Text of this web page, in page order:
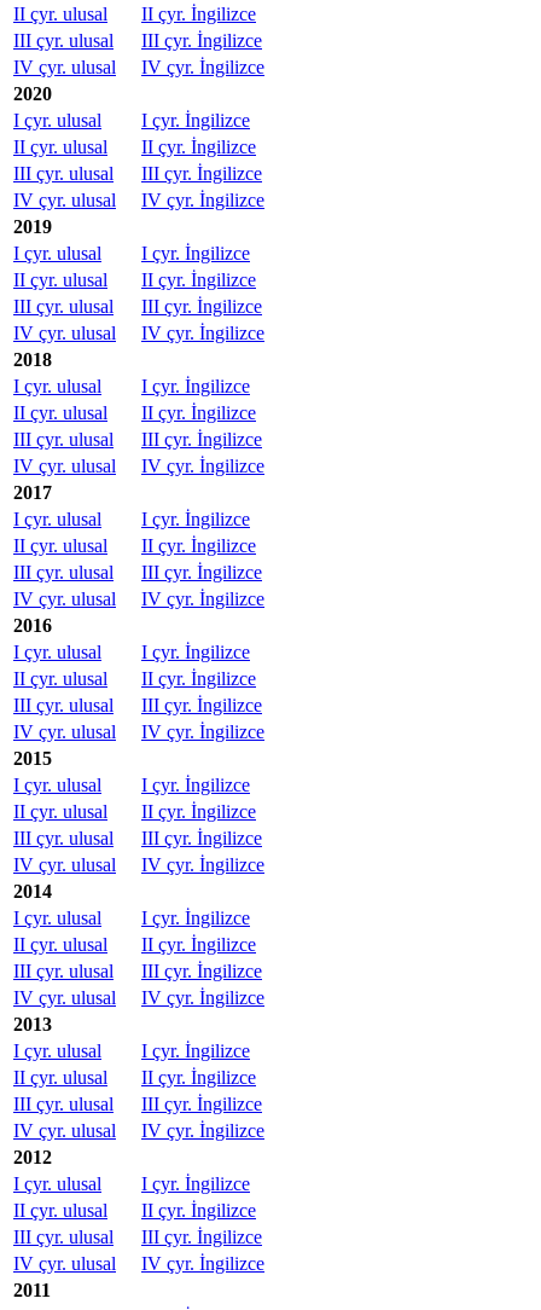
II çyr. ulusal
II çyr. İngilizce
III çyr. ulusal
III çyr. İngilizce
IV çyr. ulusal
IV çyr. İngilizce
2020
I çyr. ulusal
I çyr. İngilizce
II çyr. ulusal
II çyr. İngilizce
III çyr. ulusal
III çyr. İngilizce
IV çyr. ulusal
IV çyr. İngilizce
2019
I çyr. ulusal
I çyr. İngilizce
II çyr. ulusal
II çyr. İngilizce
III çyr. ulusal
III çyr. İngilizce
IV çyr. ulusal
IV çyr. İngilizce
2018
I çyr. ulusal
I çyr. İngilizce
II çyr. ulusal
II çyr. İngilizce
III çyr. ulusal
III çyr. İngilizce
IV çyr. ulusal
IV çyr. İngilizce
2017
I çyr. ulusal
I çyr. İngilizce
II çyr. ulusal
II çyr. İngilizce
III çyr. ulusal
III çyr. İngilizce
IV çyr. ulusal
IV çyr. İngilizce
2016
I çyr. ulusal
I çyr. İngilizce
II çyr. ulusal
II çyr. İngilizce
III çyr. ulusal
III çyr. İngilizce
IV çyr. ulusal
IV çyr. İngilizce
2015
I çyr. ulusal
I çyr. İngilizce
II çyr. ulusal
II çyr. İngilizce
III çyr. ulusal
III çyr. İngilizce
IV çyr. ulusal
IV çyr. İngilizce
2014
I çyr. ulusal
I çyr. İngilizce
II çyr. ulusal
II çyr. İngilizce
III çyr. ulusal
III çyr. İngilizce
IV çyr. ulusal
IV çyr. İngilizce
2013
I çyr. ulusal
I çyr. İngilizce
II çyr. ulusal
II çyr. İngilizce
III çyr. ulusal
III çyr. İngilizce
IV çyr. ulusal
IV çyr. İngilizce
2012
I çyr. ulusal
I çyr. İngilizce
II çyr. ulusal
II çyr. İngilizce
III çyr. ulusal
III çyr. İngilizce
IV çyr. ulusal
IV çyr. İngilizce
2011